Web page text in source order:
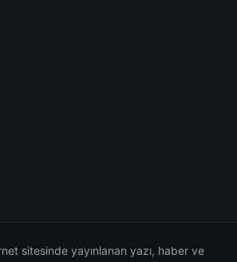
sitesinde yayınlanan yazı, haber ve